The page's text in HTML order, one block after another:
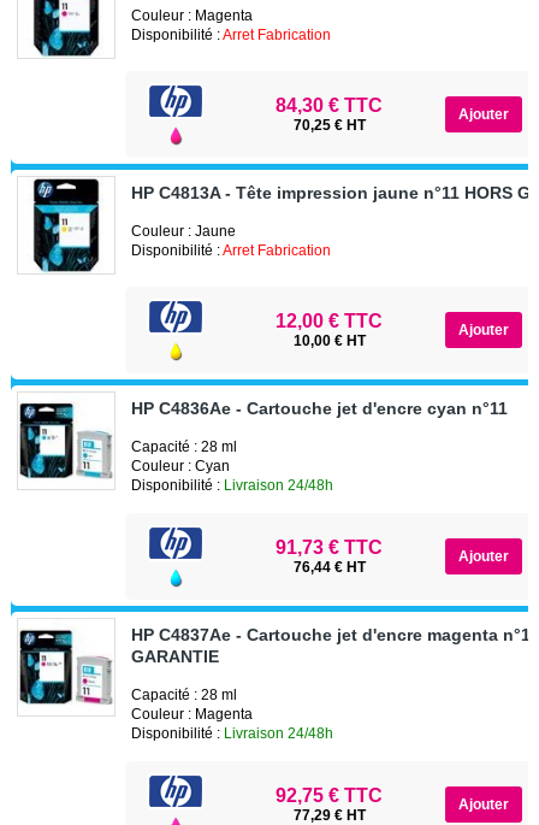
Couleur : Magenta
Disponibilité :Arret Fabrication
84,30 € TTC
70,25 € HT
HP C4813A - Tête impression jaune n°11 HORS
Couleur : Jaune
Disponibilité :Arret Fabrication
12,00 € TTC
10,00 € HT
HP C4836Ae - Cartouche jet d'encre cyan n°11
Capacité : 28 ml
Couleur : Cyan
Disponibilité : Livraison 24/48h
91,73 € TTC
76,44 € HT
HP C4837Ae - Cartouche jet d'encre magenta
GARANTIE
Capacité : 28 ml
Couleur : Magenta
Disponibilité : Livraison 24/48h
92,75 € TTC
77,29 € HT